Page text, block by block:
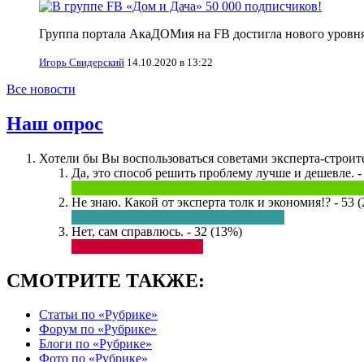
Группа портала АкаДОМия на FB достигла нового
Игорь Свидерский 14.10.2020 в 13:22
Все новости
Наш опрос
Хотели бы Вы воспользоваться советами эксперта-
Да, это способ решить проблему лучше и дешевле.
Не знаю. Какой от эксперта толк и экономия!? - 53
Нет, сам справлюсь. - 32 (13%)
СМОТРИТЕ ТАКЖЕ:
Статьи по «Рубрике»
Форум по «Рубрике»
Блоги по «Рубрике»
Фото по «Рубрике»